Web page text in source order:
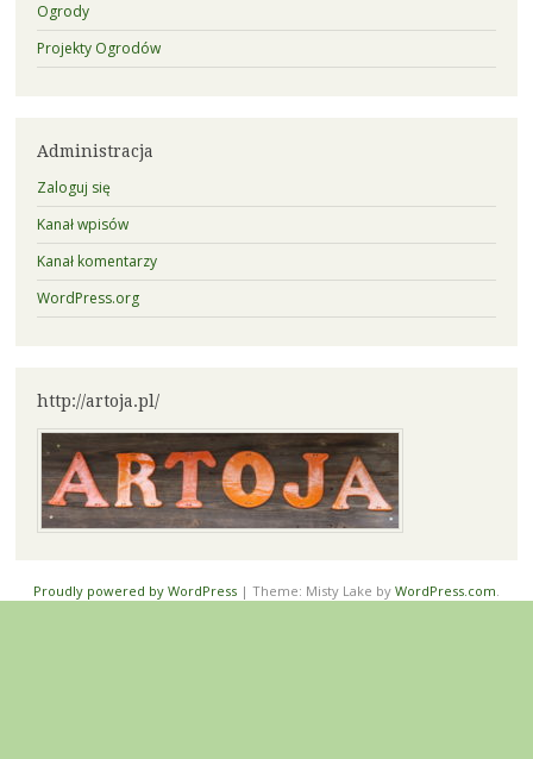
Ogrody
Projekty Ogrodów
Administracja
Zaloguj się
Kanał wpisów
Kanał komentarzy
WordPress.org
http://artoja.pl/
Proudly powered by WordPress | Theme: Misty Lake by WordPress.com